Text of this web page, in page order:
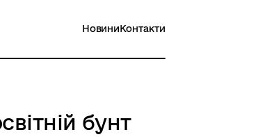
НовиниКонтакти
бунт